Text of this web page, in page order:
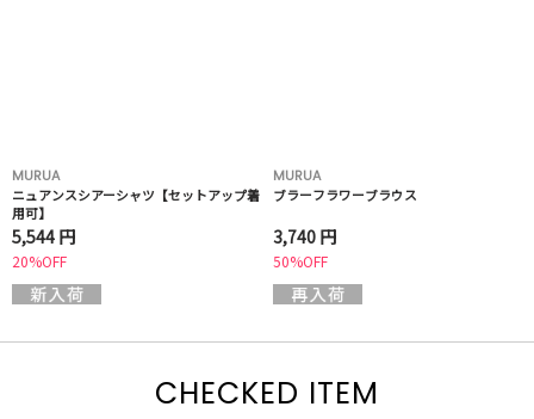
MURUA
ニュアンスシアーシャツ【セットアップ着
用可】
5,544 円
20%OFF
MURUA
ブラーフラワーブラウス
3,740 円
50%OFF
CHECKED ITEM